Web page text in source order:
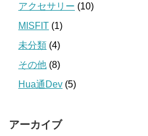
アクセサリー (10)
MISFIT (1)
未分類 (4)
その他 (8)
Hua通Dev (5)
アーカイブ